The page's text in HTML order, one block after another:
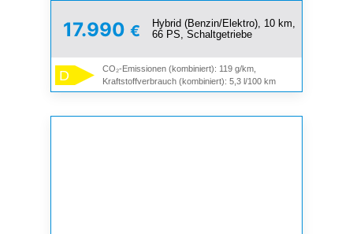
17.990 €
Hybrid (Benzin/Elektro), 10 km,
66 PS, Schaltgetriebe
D
CO₂-Emissionen (kombiniert): 119 g/km,
Kraftstoffverbrauch (kombiniert): 5,3 l/100 km